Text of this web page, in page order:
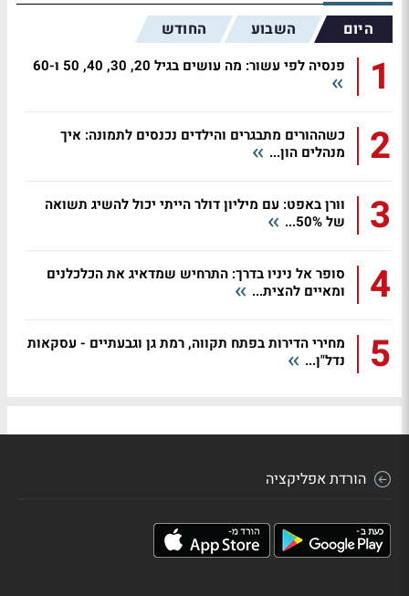
היום השבוע החודש
1 פנסיה לפי עשור: מה עושים בגיל 20, 30, 40, 50 ו-60
2
כשההורים מתבגרים והילדים נכנסים לתמונה: איך
מנהלים הון...
3
וורן באפט: עם מיליון דולר הייתי יכול להשיג תשואה
של 50%...
4
סופר אל ניניו בדרך: התרחיש שמדאיג את הכלכלנים
ומאיים להצית...
5
מחירי הדירות בפתח תקווה, רמת גן וגבעתיים - עסקאות
נדל"ן...
הורדת אפליקציה